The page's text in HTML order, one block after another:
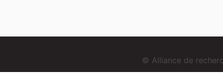
© Alliance de